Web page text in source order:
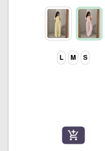
S
M
L
add_shopping_cart